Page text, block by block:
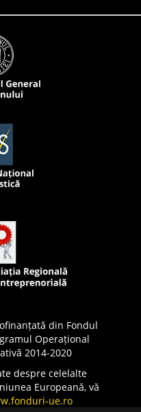
din Fondul
Operațional
2014-2020
despre celelalte
Europeană, vă
ue.ro